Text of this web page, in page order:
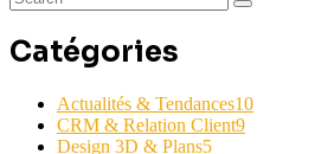
Catégories
Actualités & Tendances10
CRM & Relation Client9
Design 3D & Plans5